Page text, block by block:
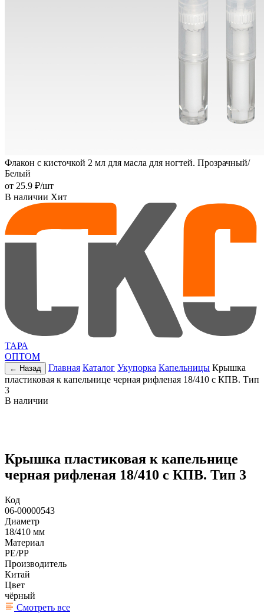
Флакон с кисточкой 2 мл для масла для ногтей. Прозрачный/
Белый
от 25.9 ₽/шт
В наличии Хит
ТАРА
ОПТОМ
← Назад Главная Каталог Укупорка Капельницы Крышка
пластиковая к капельнице черная рифленая 18/410 c КПВ. Тип
3
В наличии
Крышка пластиковая к капельнице
черная рифленая 18/410 c КПВ. Тип 3
Код
06-00000543
Диаметр
18/410 мм
Материал
PE/PP
Производитель
Китай
Цвет
чёрный
Смотреть все